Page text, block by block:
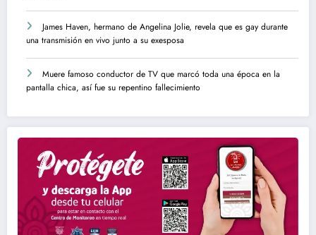
James Haven, hermano de Angelina Jolie, revela que es gay durante
una transmisión en vivo junto a su exesposa
Muere famoso conductor de TV que marcó toda una época en la
pantalla chica, así fue su repentino fallecimiento